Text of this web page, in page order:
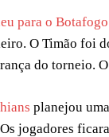
para o
O Timão foi
do torneio.
planejou
jogadores